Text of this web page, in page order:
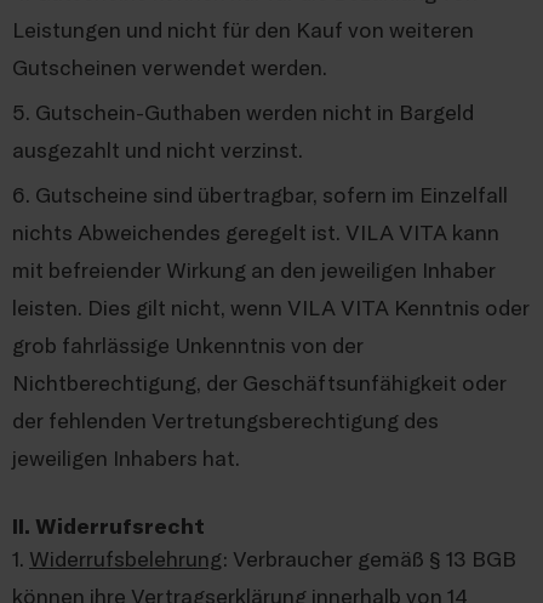
Leistungen und nicht für den Kauf von weiteren
Gutscheinen verwendet werden.
5. Gutschein-Guthaben werden nicht in Bargeld
ausgezahlt und nicht verzinst.
6. Gutscheine sind übertragbar, sofern im Einzelfall
nichts Abweichendes geregelt ist. VILA VITA kann
mit befreiender Wirkung an den jeweiligen Inhaber
leisten. Dies gilt nicht, wenn VILA VITA Kenntnis oder
grob fahrlässige Unkenntnis von der
Nichtberechtigung, der Geschäftsunfähigkeit oder
der fehlenden Vertretungsberechtigung des
jeweiligen Inhabers hat.
II. Widerrufsrecht
1. Widerrufsbelehrung: Verbraucher gemäß § 13 BGB
können ihre Vertragserklärung innerhalb von 14